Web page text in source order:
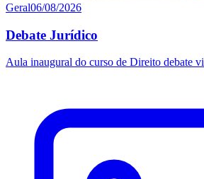
Geral06/08/2026
Debate Jurídico
Aula inaugural do curso de Direito debate